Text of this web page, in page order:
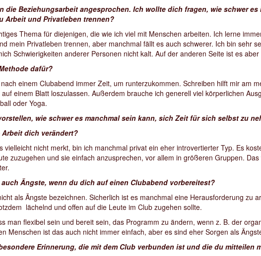
die Beziehungsarbeit angesprochen. Ich wollte dich fragen, wie schwer
Arbeit und Privatleben trennen?
Thema für diejenigen, die wie ich viel mit Menschen arbeiten. Ich lerne
mein Privatleben trennen, aber manchmal fällt es auch schwerer. Ich bin sehr
Schwierigkeiten anderer Personen nicht kalt. Auf der anderen Seite ist es
dafür?
einem Clubabend immer Zeit, um runterzukommen. Schreiben hilft mir am
einem Blatt loszulassen. Außerdem brauche ich generell viel körperlichen
oder Yoga.
wie schwer es manchmal sein kann, sich Zeit für sich selbst zu
Arbeit dich verändert?
vielleicht nicht merkt, bin ich manchmal privat ein eher introvertierter Typ. Es
zuzugehen und sie einfach anzusprechen, vor allem in größeren Gruppen.
Ängste, wenn du dich auf einen Clubabend vorbereitest?
als Ängste bezeichnen. Sicherlich ist es manchmal eine Herausforderung zu
lächelnd und offen auf die Leute im Club zugehen sollte.
man flexibel sein und bereit sein, das Programm zu ändern, wenn z. B. der
Menschen ist das auch nicht immer einfach, aber es sind eher Sorgen als
Erinnerung, die mit dem Club verbunden ist und die du mitteilen